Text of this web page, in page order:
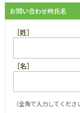
お問い合わせ時氏名
［姓］
［名］
（全角で入力してくださ